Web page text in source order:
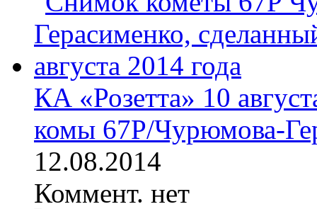
КА «Розетта» 10
комы 67P/Чурюмова-
12.08.2014
Коммент. нет